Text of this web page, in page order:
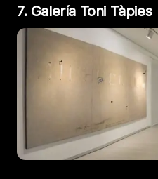
7. Galería Toni Tàpies